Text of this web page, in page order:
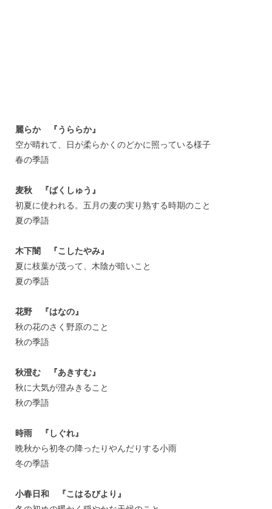
麗らか 『うららか』
空が晴れて、日が柔らかくのどかに照っている様子
春の季語
麦秋 『ばくしゅう』
初夏に使われる。五月の麦の実り熟する時期のこと
夏の季語
木下闇 『こしたやみ』
夏に枝葉が茂って、木陰が暗いこと
夏の季語
花野 『はなの』
秋の花のさく野原のこと
秋の季語
秋澄む 『あきすむ』
秋に大気が澄みきること
秋の季語
時雨 『しぐれ』
晩秋から初冬の降ったりやんだりする小雨
冬の季語
小春日和 『こはるびより』